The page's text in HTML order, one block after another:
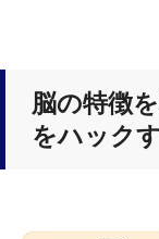
脳の特徴
をハック